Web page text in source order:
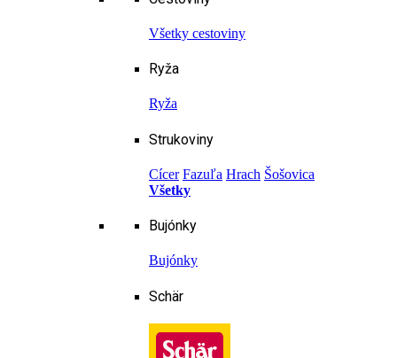
Všetky cestoviny
Ryža
Ryža
Strukoviny
Cícer Fazuľa Hrach Šošovica
Všetky
Bujónky
Bujónky
Schär